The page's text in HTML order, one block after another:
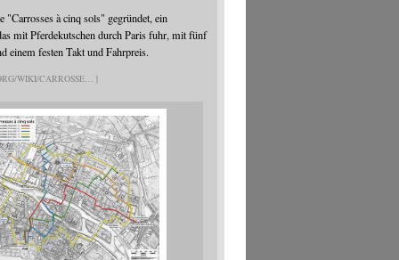
"Carrosses à cinq sols" gegründet, ein
mit Pferdekutschen durch Paris fuhr, mit fünf
einem festen Takt und Fahrpreis.
WIKI/CARROSSE